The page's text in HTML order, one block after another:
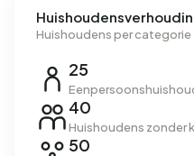
Huishoudens per categorie
25
40
Huishoudens zonder
50